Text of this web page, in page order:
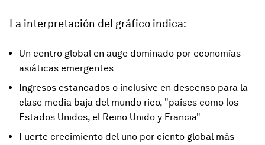
La interpretación del gráfico indica:
Un centro global en auge dominado por economías
asiáticas emergentes
Ingresos estancados o inclusive en descenso para la
clase media baja del mundo rico, "países como los
Estados Unidos, el Reino Unido y Francia"
Fuerte crecimiento del uno por ciento global más